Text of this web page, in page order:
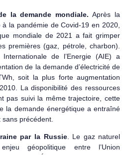
la demande mondiale. Après la
à la pandémie de Covid-19 en 2020,
mondiale de 2021 a fait grimper
premières (gaz, pétrole, charbon).
Internationale de l’Energie (AIE) a
de la demande d’électricité de
soit la plus forte augmentation
La disponibilité des ressources
pas suivi la même trajectoire, cette
la demande énergétique a entraîné
précédent.
par la Russie. Le gaz naturel
géopolitique entre l’Union